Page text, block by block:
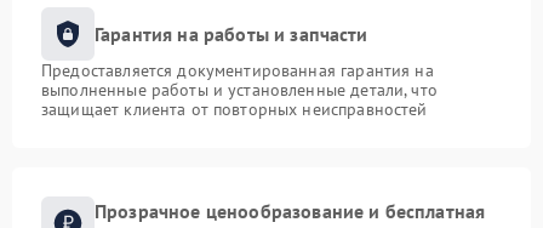
Гарантия на работы и запчасти
Предоставляется документированная гарантия на
выполненные работы и установленные детали, что
защищает клиента от повторных неисправностей
Прозрачное ценообразование и бесплатная